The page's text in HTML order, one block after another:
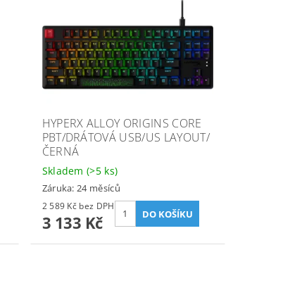
HYPERX ALLOY ORIGINS CORE
PBT/DRÁTOVÁ USB/US LAYOUT/
ČERNÁ
Skladem(>5 ks)
Záruka: 24 měsíců
2 589 Kč bez DPH
3 133 Kč